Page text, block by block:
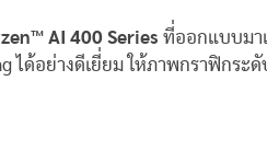
AI 400 Series ที่ออกแบบมา
ด้อย่างดีเยี่ยม ให้ภาพกราฟิกระ